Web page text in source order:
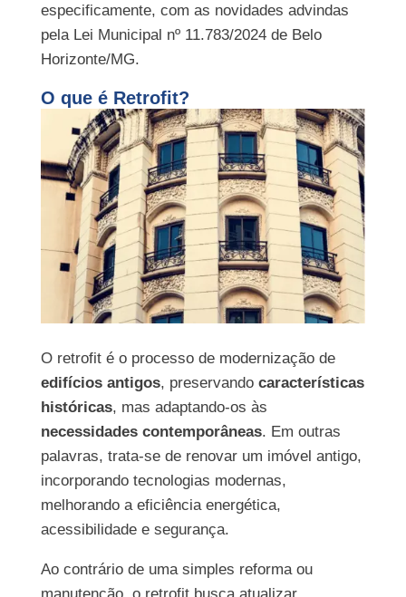
especificamente, com as novidades advindas
pela Lei Municipal nº 11.783/2024 de Belo
Horizonte/MG.
O que é Retrofit?
O retrofit é o processo de modernização de
edifícios antigos, preservando características
históricas, mas adaptando-os às
necessidades contemporâneas. Em outras
palavras, trata-se de renovar um imóvel antigo,
incorporando tecnologias modernas,
melhorando a eficiência energética,
acessibilidade e segurança.
Ao contrário de uma simples reforma ou